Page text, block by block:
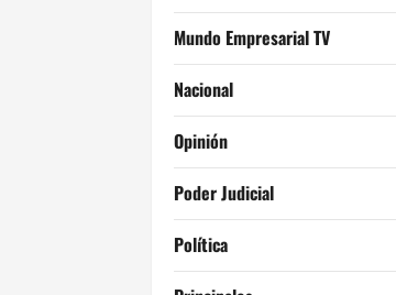
Mundo Empresarial TV
Nacional
Opinión
Poder Judicial
Política